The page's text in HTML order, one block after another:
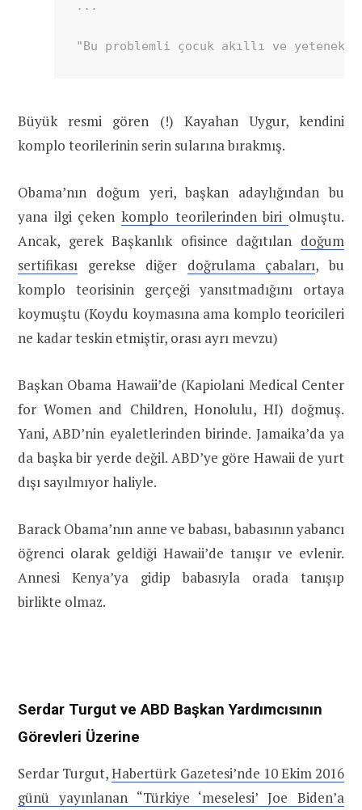
...
"Bu problemli çocuk akıllı ve
Büyük resmi gören (!) Kayahan Uygur, kendini
komplo teorilerinin serin sularına bırakmış.
Obama’nın doğum yeri, başkan adaylığından bu
yana ilgi çeken komplo teorilerinden biri olmuştu.
Ancak, gerek Başkanlık ofisince dağıtılan doğum
sertifikası gerekse diğer doğrulama çabaları, bu
komplo teorisinin gerçeği yansıtmadığını ortaya
koymuştu (Koydu koymasına ama komplo teoricileri
ne kadar teskin etmiştir, orası ayrı mevzu)
Başkan Obama Hawaii’de (Kapiolani Medical Center
for Women and Children, Honolulu, HI) doğmuş.
Yani, ABD’nin eyaletlerinden birinde. Jamaika’da ya
da başka bir yerde değil. ABD’ye göre Hawaii de yurt
dışı sayılmıyor haliyle.
Barack Obama’nın anne ve babası, babasının yabancı
öğrenci olarak geldiği Hawaii’de tanışır ve evlenir.
Annesi Kenya’ya gidip babasıyla orada tanışıp
birlikte olmaz.
Serdar Turgut ve ABD Başkan Yardımcısının
Görevleri Üzerine
Serdar Turgut,Habertürk Gazetesi’nde 10 Ekim 2016
günü yayınlanan “Türkiye ‘meselesi’ Joe Biden’a